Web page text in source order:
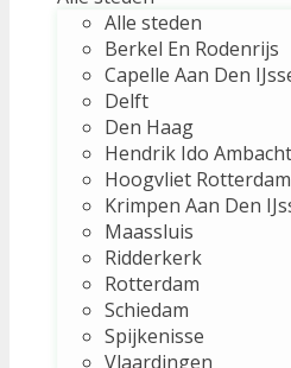
Alle steden
Berkel En Rodenrijs
Capelle Aan Den
Delft
Den Haag
Hendrik Ido Ambacht
Hoogvliet Rotterdam
Krimpen Aan Den
Maassluis
Ridderkerk
Rotterdam
Schiedam
Spijkenisse
Vlaardingen